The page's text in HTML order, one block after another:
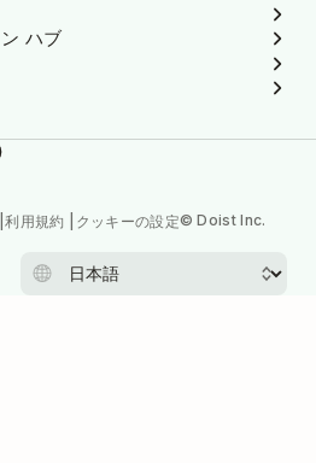
ハブ
利用規約 クッキーの設定© Doist Inc.